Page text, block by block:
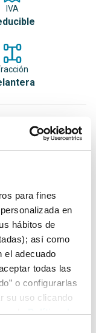
para fines
en
hábitos de
así como
el adecuado
todas las
o configurarlas
su uso clicando
en laPolítica de
IVA